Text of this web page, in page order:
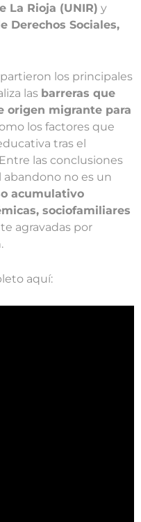
La Rioja (UNIR) y
Derechos Sociales,
los principales
las barreras que
origen migrante para
los factores que
tras el
las conclusiones
abandono no es un
acumulativo
sociofamiliares
agravadas por
aquí: